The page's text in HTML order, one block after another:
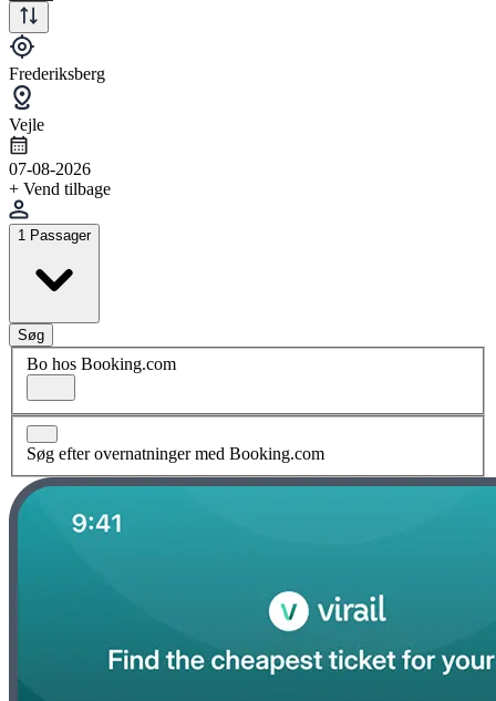
Frederiksberg
Vejle
07-08-2026
+ Vend tilbage
1 Passager
Søg
Bo hos Booking.com
Søg efter overnatninger med Booking.com